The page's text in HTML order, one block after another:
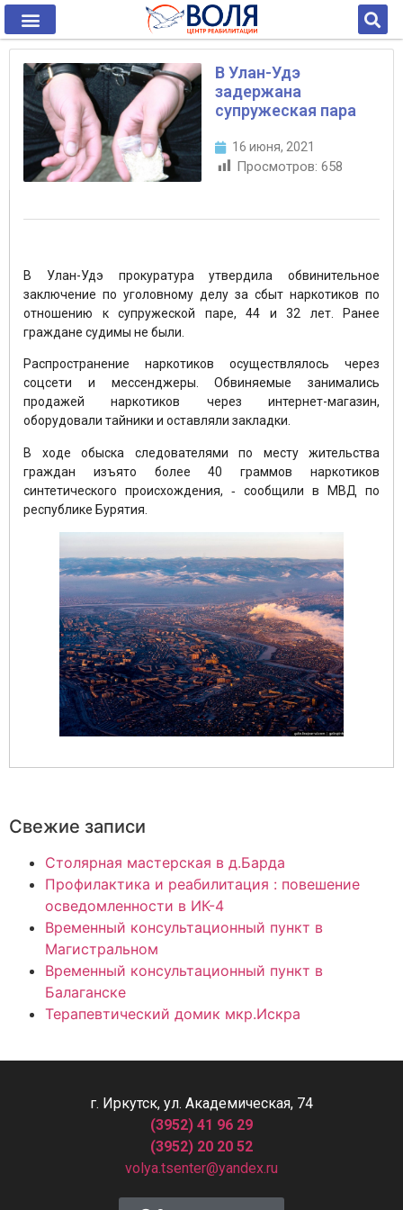
В Улан-Удэ
задержана
супружеская пара
16 июня, 2021
Просмотров: 658
В Улан-Удэ прокуратура утвердила обвинительное
заключение по уголовному делу за сбыт наркотиков по
отношению к супружеской паре, 44 и 32 лет. Ранее
граждане судимы не были.
Распространение наркотиков осуществлялось через
соцсети и мессенджеры. Обвиняемые занимались
продажей наркотиков через интернет-магазин,
оборудовали тайники и оставляли закладки.
В ходе обыска следователями по месту жительства
граждан изъято более 40 граммов наркотиков
синтетического происхождения, ‑ сообщили в МВД по
республике Бурятия.
Свежие записи
Столярная мастерская в д.Барда
Профилактика и реабилитация : повешение
осведомленности в ИК-4
Временный консультационный пункт в
Магистральном
Временный консультационный пункт в
Балаганске
Терапевтический домик мкр.Искра
г. Иркутск, ул. Академическая, 74
(3952) 41 96 29
(3952) 20 20 52
volya.tsenter@yandex.ru